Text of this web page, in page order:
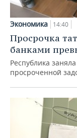
Экономика 14:40
Просрочка
банками
Республика
просроченной